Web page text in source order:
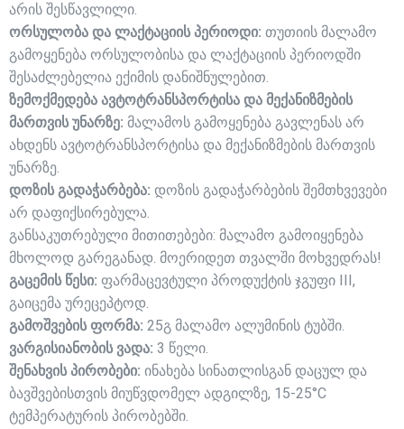
არის შესწავლილი.
ორსულობა და ლაქტაციის პერიოდი: თუთიის მალამო
გამოყენება ორსულობისა და ლაქტაციის პერიოდში
შესაძლებელია ექიმის დანიშნულებით.
ზემოქმედება ავტოტრანსპორტისა და მექანიზმების
მართვის უნარზე: მალამოს გამოყენება გავლენას არ
ახდენს ავტოტრანსპორტისა და მექანიზმების მართვის
უნარზე.
დოზის გადაჭარბება: დოზის გადაჭარბების შემთხვევები
არ დაფიქსირებულა.
განსაკუთრებული მითითებები: მალამო გამოიყენება
მხოლოდ გარეგანად. მოერიდეთ თვალში მოხვედრას!
გაცემის წესი: ფარმაცევტული პროდუქტის ჯგუფი III,
გაიცემა ურეცეპტოდ.
გამოშვების ფორმა: 25გ მალამო ალუმინის ტუბში.
ვარგისიანობის ვადა: 3 წელი.
შენახვის პირობები: ინახება სინათლისგან დაცულ და
ბავშვებისთვის მიუწვდომელ ადგილზე, 15-25°C
ტემპერატურის პირობებში.